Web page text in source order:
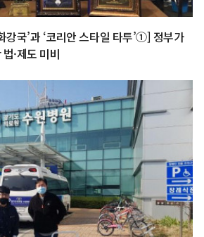
강국’과 ‘코리안 스타일 타투’①] 정부가
·제도 미비